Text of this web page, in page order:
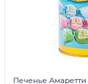
Печенье